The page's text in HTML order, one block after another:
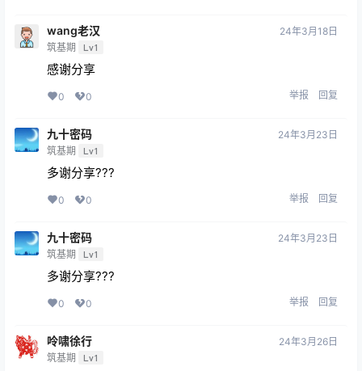
wang老汉
筑基期 Lv1
24年3月18日
感谢分享
0 0 举报 回复
九十密码
筑基期 Lv1
24年3月23日
多谢分享???
0 0 举报 回复
九十密码
筑基期 Lv1
24年3月23日
多谢分享???
0 0 举报 回复
呤啸徐行
筑基期 Lv1
24年3月26日